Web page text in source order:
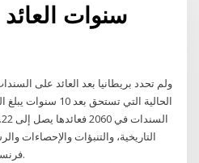
10 سنوات
ولم تحدد بريطانيا بعد العائد على
التاريخية، والتنبؤات والإحصاءات
فرنسا - 3 سنوات العائد على السندات.